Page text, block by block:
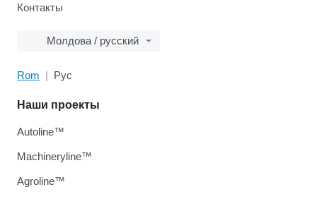
Контакты
Молдова / русский
Rom Рус
Наши проекты
Autoline™
Machineryline™
Agroline™